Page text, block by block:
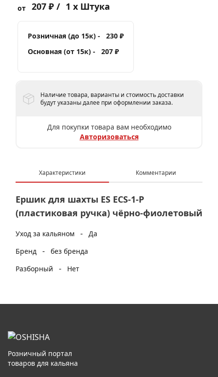
от 207 ₽ / 1 x Штука
Розничная (до 15к) -
230 ₽
Основная (от 15к) -
207 ₽
Наличие товара, варианты и стоимость доставки
будут указаны далее при оформлении заказа.
Для покупки товара вам необходимо
Авторизоваться
Характеристики Комментарии
Ершик для шахты ES ECS-1-P
(пластиковая ручка) чёрно-фиолетовый
Уход за кальяном - Да
Бренд
- без бренда
Разборный
- Нет
Розничный портал
товаров для кальяна